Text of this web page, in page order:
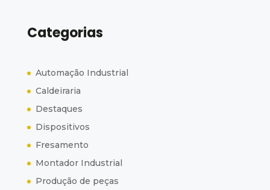
Categorias
Automação Industrial
Caldeiraria
Destaques
Dispositivos
Fresamento
Montador Industrial
Produção de peças